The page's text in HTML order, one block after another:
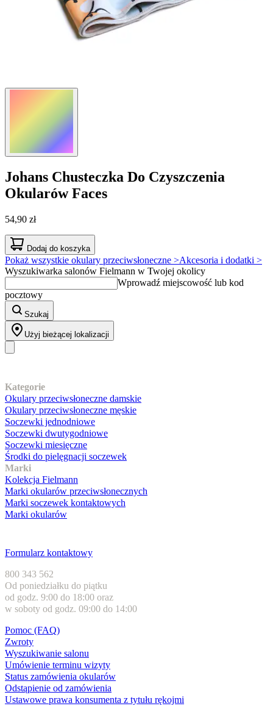
Johans Chusteczka Do Czyszczenia
Okularów Faces
54,90 zł
Dodaj do koszyka
Pokaż wszystkie okulary przeciwsłoneczne >Akcesoria i dodatki >
Wyszukiwarka salonów Fielmann w Twojej okolicy
Wprowadź miejscowość lub kod
pocztowy
Szukaj
Użyj bieżącej lokalizacji
Kategorie
Okulary przeciwsłoneczne damskie
Okulary przeciwsłoneczne męskie
Soczewki jednodniowe
Soczewki dwutygodniowe
Soczewki miesięczne
Środki do pielęgnacji soczewek
Marki
Kolekcja Fielmann
Marki okularów przeciwsłonecznych
Marki soczewek kontaktowych
Marki okularów
Formularz kontaktowy
800 343 562
Od poniedziałku do piątku
od godz. 9:00 do 18:00 oraz
w soboty od godz. 09:00 do 14:00
Pomoc (FAQ)
Zwroty
Wyszukiwanie salonu
Umówienie terminu wizyty
Status zamówienia okularów
Odstąpienie od zamówienia
Ustawowe prawa konsumenta z tytułu rękojmi